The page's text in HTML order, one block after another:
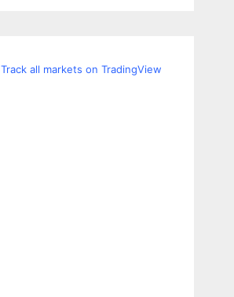
Track all markets on TradingView